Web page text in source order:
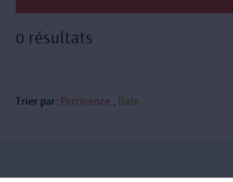
0 résultats
Trier par: Pertinence Date